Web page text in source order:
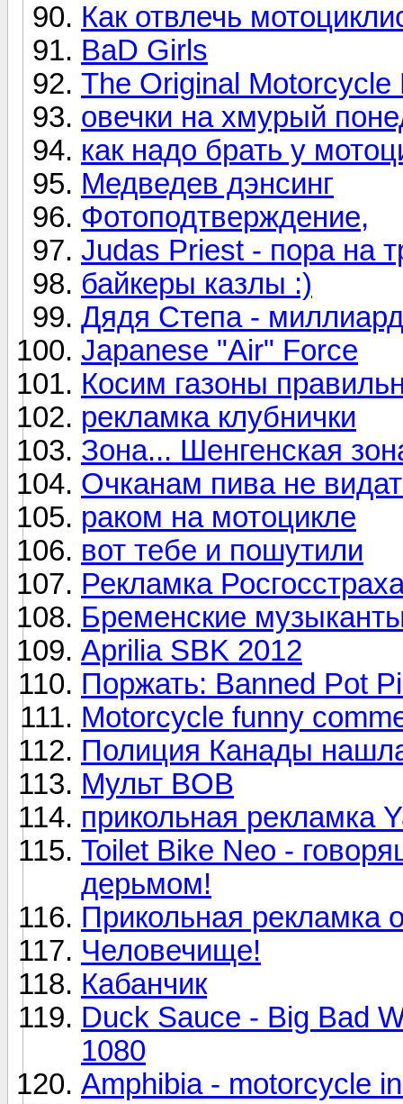
Как отвлечь
BaD Girls
The Original Motorcycle
овечки на хмурый
как надо брать у
Медведев дэнсинг
Фотоподтверждение,
Judas Priest - пора на
байкеры казлы :)
Дядя Степа -
Japanese "Air" Force
Косим газоны
рекламка клубнички
Зона... Шенгенская
Очканам пива не
раком на мотоцикле
вот тебе и пошутили
Рекламка
Бременские
Aprilia SBK 2012
Поржать: Banned Pot
Motorcycle funny
Полиция Канады
Мульт BOB
прикольная рекламка
Toilet Bike Neo -
дерьмом!
Прикольная рекламка
Человечище!
Кабанчик
Duck Sauce - Big Bad
1080
Amphibia - motorcycle